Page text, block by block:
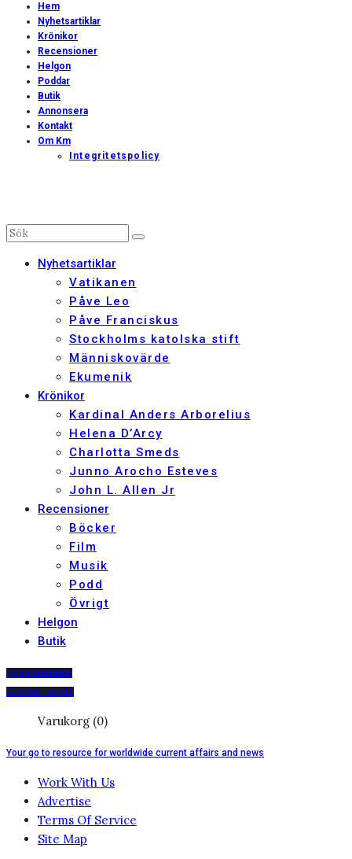
Hem
Nyhetsartiklar
Krönikor
Recensioner
Helgon
Poddar
Butik
Annonsera
Kontakt
Om Km
Integritetspolicy
Nyhetsartiklar
Vatikanen
Påve Leo
Påve Franciskus
Stockholms katolska stift
Människovärde
Ekumenik
Krönikor
Kardinal Anders Arborelius
Helena D’Arcy
Charlotta Smeds
Junno Arocho Esteves
John L. Allen Jr
Recensioner
Böcker
Film
Musik
Podd
Övrigt
Helgon
Butik
PRENUMERERA
DIGITALT ARKIV
Varukorg (0)
Your go to resource for worldwide current affairs and news
Work With Us
Advertise
Terms Of Service
Site Map